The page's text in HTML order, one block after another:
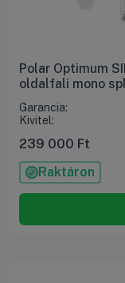
Polar Optimum
oldalfali mono
Garancia:
Kivitel:
239 000 Ft
Raktáron